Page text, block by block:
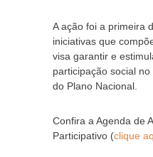
A ação foi a primeira
iniciativas que
visa garantir e
participação social
do Plano Nacional.
Confira a Agenda de
Participativo (clique